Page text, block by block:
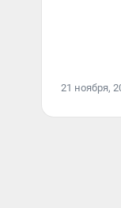
21 ноября,